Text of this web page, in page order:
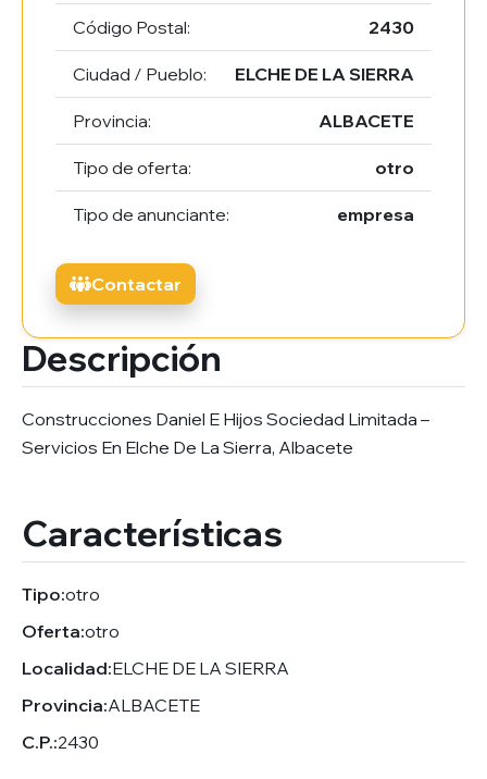
Descripción
Construcciones Daniel E Hijos Sociedad Limitada –
Servicios En Elche De La Sierra, Albacete
Características
Tipo:otro
Oferta:otro
Localidad:ELCHE DE LA SIERRA
Provincia:ALBACETE
C.P.:2430
Código Postal: 2430
Ciudad / Pueblo: ELCHE DE LA SIERRA
Provincia: ALBACETE
Tipo de oferta: otro
Tipo de anunciante: empresa
Contactar